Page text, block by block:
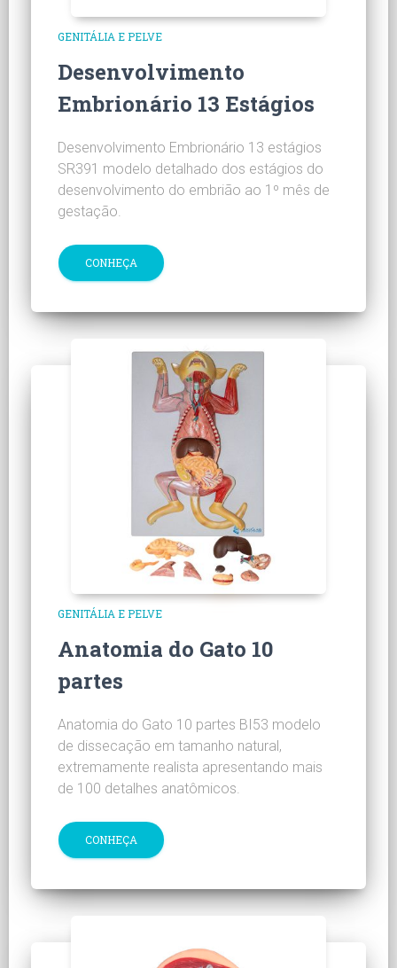
GENITÁLIA E PELVE
Desenvolvimento
Embrionário 13 Estágios
Desenvolvimento Embrionário 13 estágios
SR391 modelo detalhado dos estágios do
desenvolvimento do embrião ao 1º mês de
gestação.
CONHEÇA
GENITÁLIA E PELVE
Anatomia do Gato 10
partes
Anatomia do Gato 10 partes BI53 modelo
de dissecação em tamanho natural,
extremamente realista apresentando mais
de 100 detalhes anatômicos.
CONHEÇA